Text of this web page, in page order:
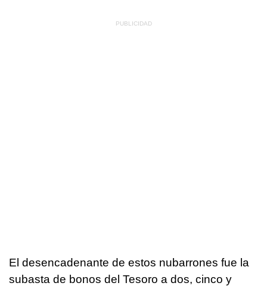
El desencadenante de estos nubarrones fue la
subasta de bonos del Tesoro a dos, cinco y